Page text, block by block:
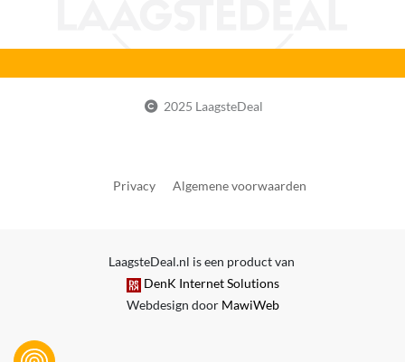
2025 LaagsteDeal
Privacy Algemene voorwaarden
LaagsteDeal.nl is een product van
DenK Internet Solutions
Webdesign door MawiWeb